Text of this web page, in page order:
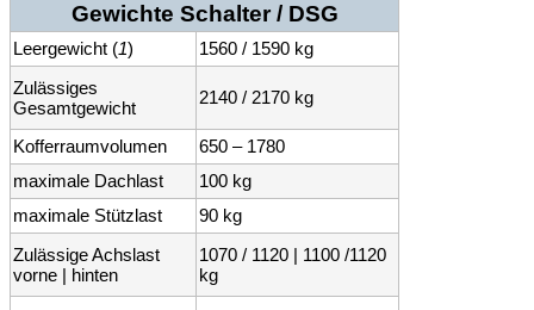
Gewichte Schalter / DSG
Leergewicht (1)
1560 / 1590 kg
Zulässiges
Gesamtgewicht
2140 / 2170 kg
Kofferraumvolumen
650 – 1780
maximale Dachlast
100 kg
maximale Stützlast
90 kg
Zulässige Achslast
vorne | hinten
1070 / 1120 | 1100 /1120
kg